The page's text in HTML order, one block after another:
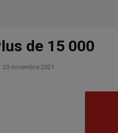
de 15 000
23 novembre 2021